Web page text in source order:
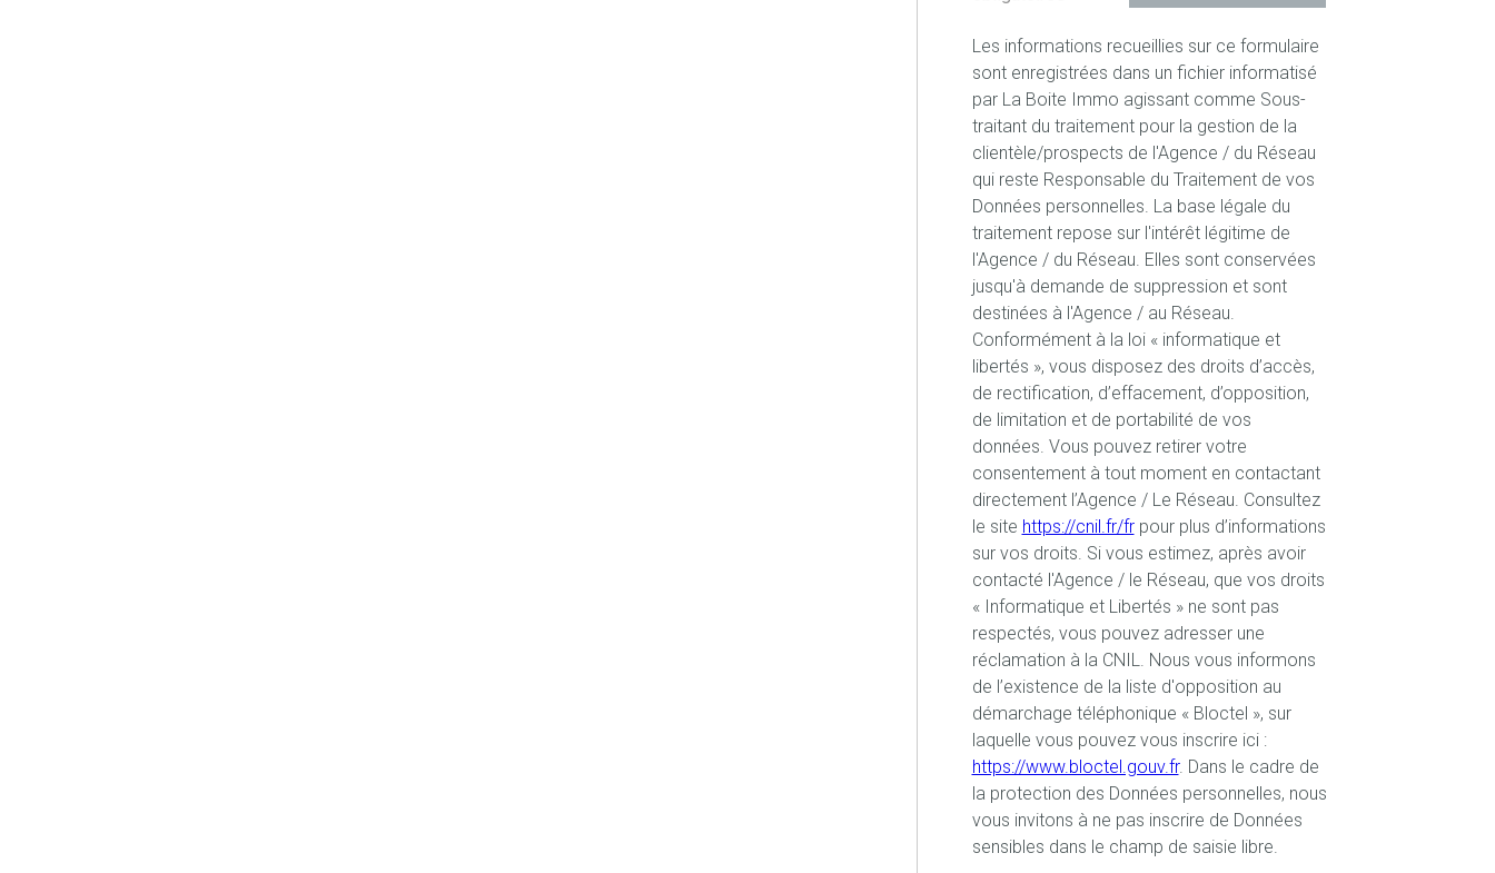
Les informations recueillies sur ce formulaire
sont enregistrées dans un fichier informatisé
par La Boite Immo agissant comme Sous-
traitant du traitement pour la gestion de la
clientèle/prospects de l'Agence / du Réseau
qui reste Responsable du Traitement de vos
Données personnelles. La base légale du
traitement repose sur l'intérêt légitime de
l'Agence / du Réseau. Elles sont conservées
jusqu'à demande de suppression et sont
destinées à l'Agence / au Réseau.
Conformément à la loi « informatique et
libertés », vous disposez des droits d’accès,
de rectification, d’effacement, d’opposition,
de limitation et de portabilité de vos
données. Vous pouvez retirer votre
consentement à tout moment en contactant
directement l’Agence / Le Réseau. Consultez
le site https://cnil.fr/frpour plus d’informations
sur vos droits. Si vous estimez, après avoir
contacté l'Agence / le Réseau, que vos droits
« Informatique et Libertés » ne sont pas
respectés, vous pouvez adresser une
réclamation à la CNIL. Nous vous informons
de l’existence de la liste d'opposition au
démarchage téléphonique « Bloctel », sur
laquelle vous pouvez vous inscrire ici :
https://www.bloctel.gouv.fr. Dans le cadre de
la protection des Données personnelles, nous
vous invitons à ne pas inscrire de Données
sensibles dans le champ de saisie libre.